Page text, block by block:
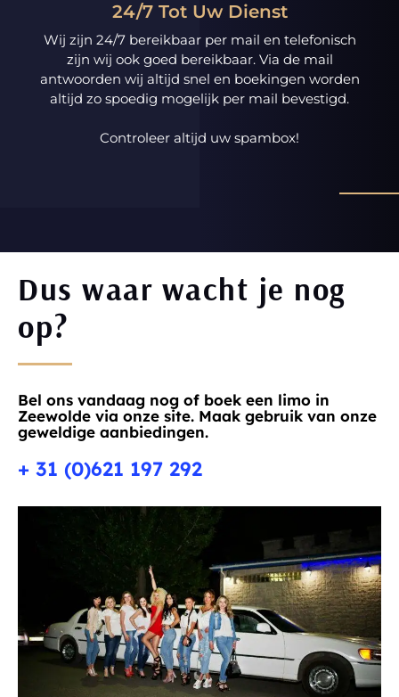
24/7 Tot Uw Dienst
Wij zijn 24/7 bereikbaar per mail en telefonisch
zijn wij ook goed bereikbaar. Via de mail
antwoorden wij altijd snel en boekingen worden
altijd zo spoedig mogelijk per mail bevestigd.
Controleer altijd uw spambox!
Dus waar wacht je nog
op?
Bel ons vandaag nog of boek een limo in
Zeewolde via onze site. Maak gebruik van onze
geweldige aanbiedingen.
+ 31 (0)621 197 292